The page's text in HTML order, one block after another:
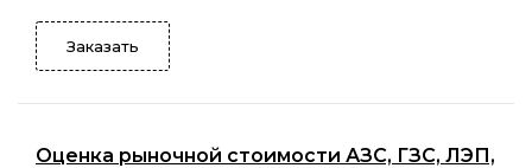
Заказать
Оценка рыночной стоимости АЗС, ГЗС, ЛЭП,